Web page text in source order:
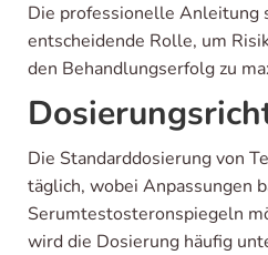
Die professionelle Anleitung
entscheidende Rolle, um
den Behandlungserfolg zu
Die Standarddosierung von
täglich, wobei Anpassungen
Serumtestosteronspiegeln
wird die Dosierung häufig